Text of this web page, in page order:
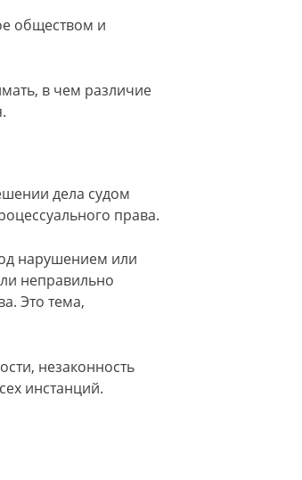
обществом и
в чем различие
дела судом
права.
нарушением или
неправильно
Это тема,
незаконность
инстанций.